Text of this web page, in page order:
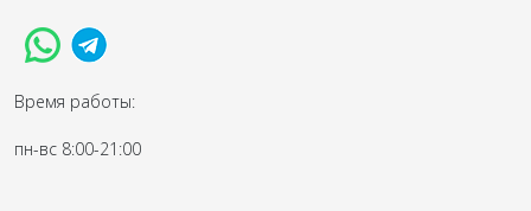
Время работы:
пн-вс 8:00-21:00